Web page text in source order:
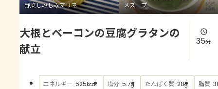
お買い物
AJINOMOTO PARK とは
野菜しみしみマリネ
メスープ
大根とベーコンの豆腐グラタンの
献立
35分
エネルギー 525kcal 塩分 5.7g たんぱく質 28g 脂質